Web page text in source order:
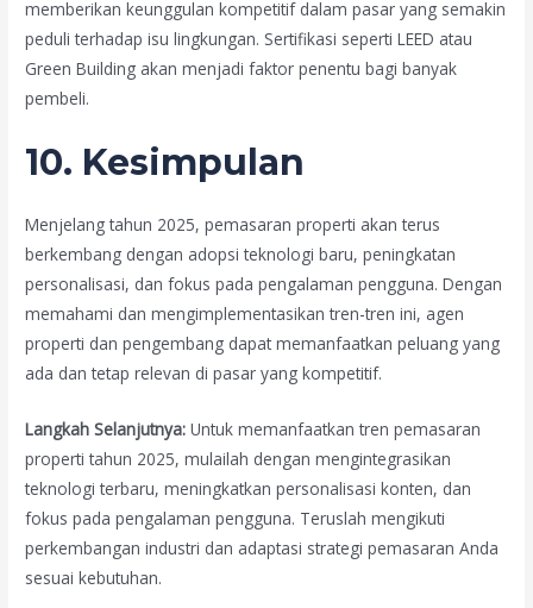
memberikan keunggulan kompetitif dalam pasar yang semakin
peduli terhadap isu lingkungan. Sertifikasi seperti LEED atau
Green Building akan menjadi faktor penentu bagi banyak
pembeli.
10. Kesimpulan
Menjelang tahun 2025, pemasaran properti akan terus
berkembang dengan adopsi teknologi baru, peningkatan
personalisasi, dan fokus pada pengalaman pengguna. Dengan
memahami dan mengimplementasikan tren-tren ini, agen
properti dan pengembang dapat memanfaatkan peluang yang
ada dan tetap relevan di pasar yang kompetitif.
Langkah Selanjutnya: Untuk memanfaatkan tren pemasaran
properti tahun 2025, mulailah dengan mengintegrasikan
teknologi terbaru, meningkatkan personalisasi konten, dan
fokus pada pengalaman pengguna. Teruslah mengikuti
perkembangan industri dan adaptasi strategi pemasaran Anda
sesuai kebutuhan.